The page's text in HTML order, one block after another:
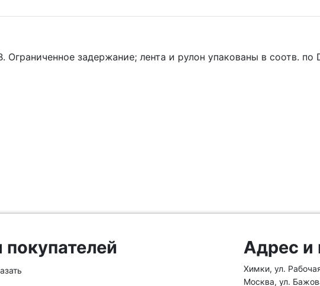
задержание; лента и рулон упакованы в соотв. по
покупателей Адрес и
Химки, ул.
Москва, ул.